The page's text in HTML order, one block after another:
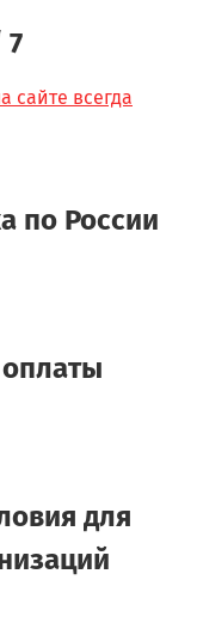
7
сайте всегда
по России
для